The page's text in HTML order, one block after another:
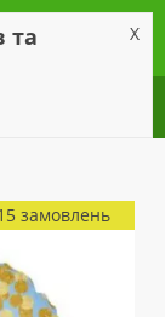
замовлень
та X